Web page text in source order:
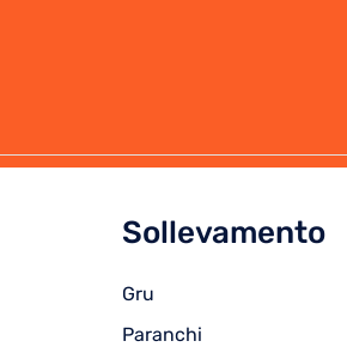
Sollevamento
Gru
Paranchi